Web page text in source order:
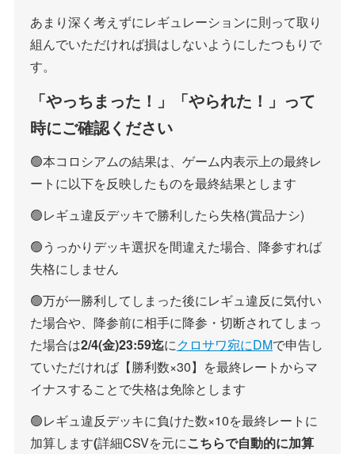
あまり深く考えずにレギュレーションに則って取り
組んでいただければ損はしないようにしたつもりで
す。
「やっちまった！」「やられた！」って
時にご確認ください
🟢本コロシアムの結果は、ゲーム内表示上の最終レ
ートに以下を反映したものを最終結果とします
🟢レギュ違反デッキで勝利したら失格(賞品ナシ)
🟢うっかりデッキ選択を間違えた場合、降参すれば
失格にしません
🟢万が一勝利してしまった後にレギュ違反に気付い
た場合や、降参前に相手に降参・切断されてしまっ
た場合は2/4(金)23:59迄にクロサワ宛にDMで申告し
ていただければ【勝利数×30】を最終レートからマ
イナスすることで失格は免除とします
🟢レギュ違反デッキに負けた数×10を最終レートに
加算します(詳細CSVを元にこちらで自動的に加算